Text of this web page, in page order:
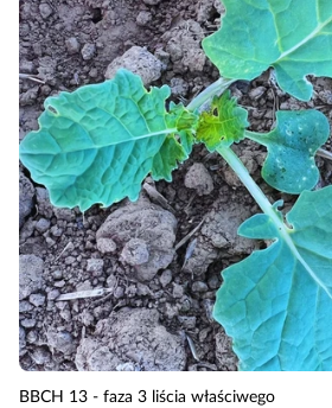
BBCH 13 - faza 3 liścia właściwego